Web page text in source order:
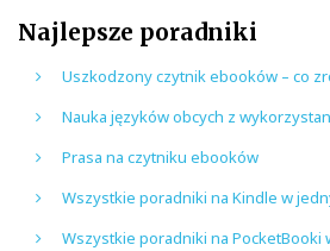
Najlepsze poradniki
Uszkodzony czytnik ebooków – co
Nauka języków obcych z
Prasa na czytniku ebooków
Wszystkie poradniki na Kindle w
Wszystkie poradniki na PocketBooki